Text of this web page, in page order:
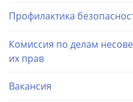
Профилактика
Комиссия по делам
их прав
Вакансия